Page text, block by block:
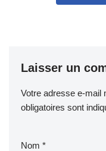
Laisser un
Votre adresse e-mail
obligatoires sont
Nom *